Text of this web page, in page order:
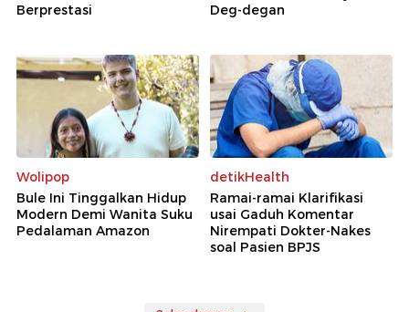
Berprestasi
Deg-degan
Wolipop
Bule Ini Tinggalkan Hidup
Modern Demi Wanita Suku
Pedalaman Amazon
detikHealth
Ramai-ramai Klarifikasi
usai Gaduh Komentar
Nirempati Dokter-Nakes
soal Pasien BPJS